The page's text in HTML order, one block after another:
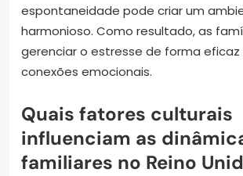
espontaneidade pode criar um
harmonioso. Como resultado, as
gerenciar o estresse de forma eficaz
conexões emocionais.
Quais fatores culturais
influenciam as
familiares no Reino